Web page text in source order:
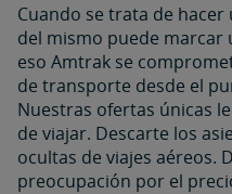
Cuando se trata de
del mismo puede
eso Amtrak se
de transporte desde el
Nuestras ofertas únicas
de viajar. Descarte los
ocultas de viajes aéreos.
preocupación por el